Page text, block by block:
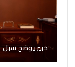
خبير يوضح سبل